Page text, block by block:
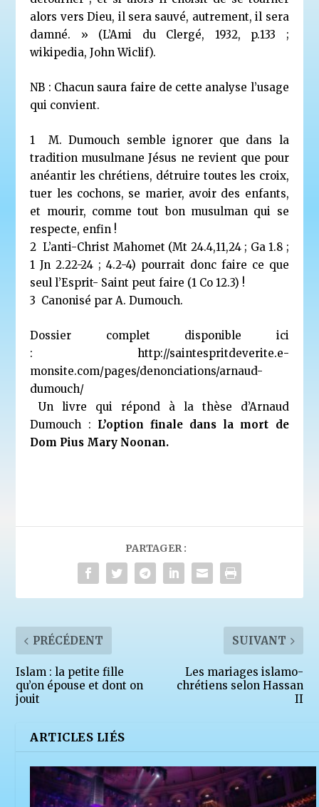
alors vers Dieu, il sera sauvé, autrement, il sera
damné. » (L’Ami du Clergé, 1932, p.133 ;
wikipedia, John Wiclif).
NB : Chacun saura faire de cette analyse l’usage
qui convient.
1 M. Dumouch semble ignorer que dans la
tradition musulmane Jésus ne revient que pour
anéantir les chrétiens, détruire toutes les croix,
tuer les cochons, se marier, avoir des enfants,
et mourir, comme tout bon musulman qui se
respecte, enfin !
2 L’anti-Christ Mahomet (Mt 24.4,11,24 ; Ga 1.8 ;
1 Jn 2.22-24 ; 4.2-4) pourrait donc faire ce que
seul l’Esprit- Saint peut faire (1 Co 12.3) !
3 Canonisé par A. Dumouch.
Dossier complet disponible ici
:
http://saintespritdeverite.e-
monsite.com/pages/denonciations/arnaud-
dumouch/
Un livre qui répond à la thèse d’Arnaud
Dumouch : L’option finale dans la mort de
Dom Pius Mary Noonan.
PARTAGER :
PRÉCÉDENT
Islam : la petite fille
qu’on épouse et dont on
jouit
SUIVANT
Les mariages islamo-
chrétiens selon Hassan
II
ARTICLES LIÉS